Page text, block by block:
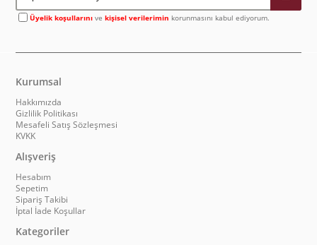
Üyelik koşullarını vekişisel verilerimin korunmasını kabul ediyorum.
Kurumsal
Hakkımızda
Gizlilik Politikası
Mesafeli Satış Sözleşmesi
KVKK
Alışveriş
Hesabım
Sepetim
Sipariş Takibi
İptal İade Koşullar
Kategoriler